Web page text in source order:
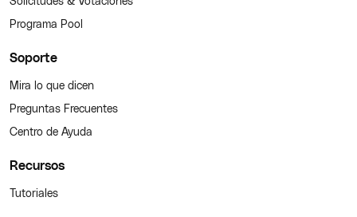
Programa Pool
Soporte
Mira lo que dicen
Preguntas Frecuentes
Centro de Ayuda
Recursos
Tutoriales